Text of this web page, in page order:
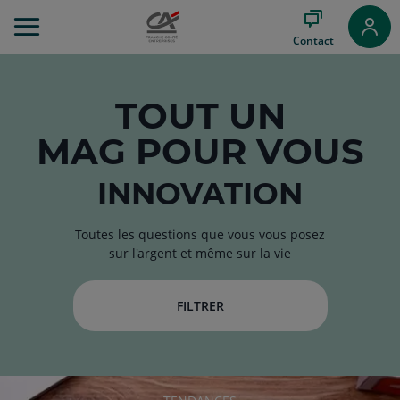
au
Pied
de
Contact
TOUT UN
MAG POUR VOUS
INNOVATION
Toutes les questions que vous vous posez
sur l'argent et même sur la vie
FILTRER